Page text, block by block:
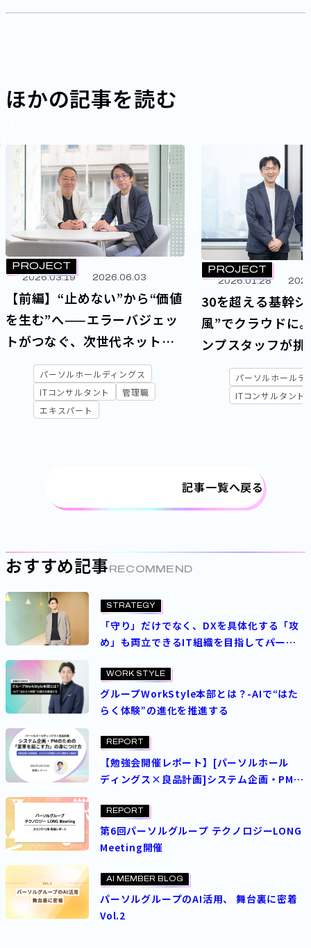
ほかの記事を読む
PROJECT
2026.03.19 2026.06.03
【前編】“止めない”から“価値
を生む”へ——エラーバジェッ
トがつなぐ、次世代ネット
ワーク戦略と運用変革
パーソルホールディングス
ITコンサルタント
管理職
エキスパート
PROJECT
2026.01.28
30を超える基幹
風”でクラウドに
ンプスタッフが挑
パーソルホールデ
ITコンサルタント
記事一覧へ戻る
おすすめ記事 RECOMMEND
STRATEGY
「守り」だけでなく、DXを具体化する「攻
め」も両立できるIT組織を目指して――パーソ
げるミッションと戦略
WORK STYLE
グループWorkStyle本部とは？-AIで“はた
らく体験”の進化を推進する
REPORT
【勉強会開催レポート】[パーソルホール
ディングス×良品計画]システム企画・PMの
部支援と内部推進、それぞれの現場から学ぶ
構想力と推進力―
REPORT
第6回パーソルグループ テクノロジーLONG
Meeting開催
AI MEMBER BLOG
パーソルグループのAI活用、 舞台裏に密着
Vol.2